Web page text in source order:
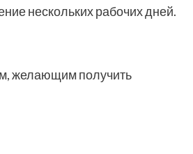
нескольких рабочих дней.
желающим получить